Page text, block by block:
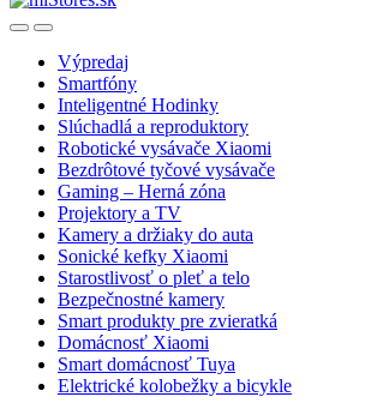
OpenClose
Výpredaj
Smartfóny
Inteligentné Hodinky
Slúchadlá a reproduktory
Robotické vysávače Xiaomi
Bezdrôtové tyčové vysávače
Gaming – Herná zóna
Projektory a TV
Kamery a držiaky do auta
Sonické kefky Xiaomi
Starostlivosť o pleť a telo
Bezpečnostné kamery
Smart produkty pre zvieratká
Domácnosť Xiaomi
Smart domácnosť Tuya
Elektrické kolobežky a bicykle